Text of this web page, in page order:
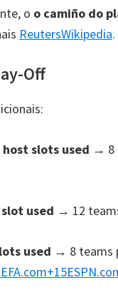
o o camiño do
ReutersWikipedia.
Off
slots used → 8
used → 12
used → 8 teams
+15